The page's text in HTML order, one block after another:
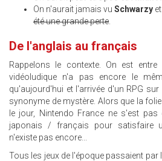
On n'aurait jamais vu Schwarzy et
été une grande perte
De l'anglais au français
Rappelons le contexte. On est
vidéoludique n'a pas encore le
qu'aujourd'hui et l'arrivée d'un RPG
synonyme de mystère. Alors que la
le jour, Nintendo France ne s'est
japonais / français pour satisfaire
n'existe pas encore...
Tous les jeux de l'époque passaient par